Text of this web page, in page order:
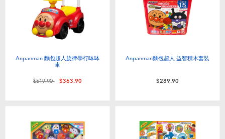
角色扮演及造型系列
毛毛公仔玩具
夏日用品
任天堂 Switch
Globber高樂寶
Anpanman 麵包超人旋律學行呠呠
車
價格從
$519.90至$363.90
Anpanman麵包超人 益智積木套裝
$289.90